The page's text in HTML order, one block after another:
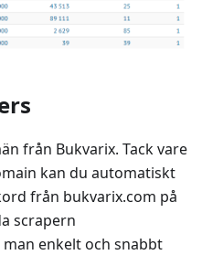
från Bukvarix. Tack vare
kan du automatiskt
från bukvarix.com på
scrapern
man enkelt och snabbt